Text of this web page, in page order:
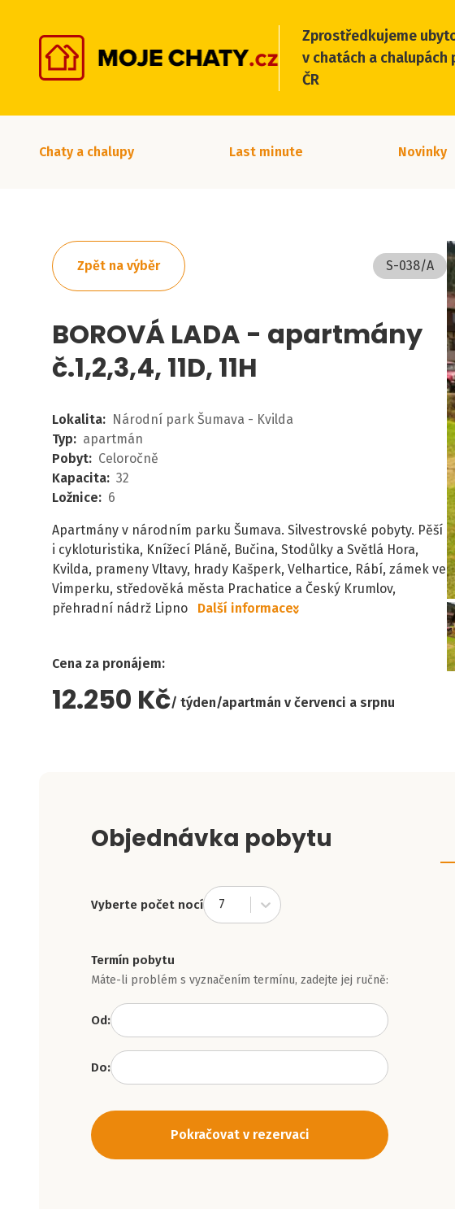
Zprostředkujeme
v chatách a chalupách
ČR
Chaty a chalupy Last minute Novinky
Zpět na výběr S-038/A
BOROVÁ LADA - apartmány
č.1,2,3,4, 11D, 11H
Lokalita: Národní park Šumava - Kvilda
Typ: apartmán
Pobyt: Celoročně
Kapacita: 32
Ložnice: 6
Apartmány v národním parku Šumava. Silvestrovské pobyty. Pěší
i cykloturistika, Knížecí Pláně, Bučina, Stodůlky a Světlá Hora,
Kvilda, prameny Vltavy, hrady Kašperk, Velhartice, Rábí, zámek ve
Vimperku, středověká města Prachatice a Český Krumlov,
přehradní nádrž Lipno
Další informace
Cena za pronájem:
12.250 Kč týden/apartmán v červenci a srpnu
Objednávka pobytu
Vyberte počet nocí 7
Termín pobytu
Máte-li problém s vyznačením termínu, zadejte jej ručně:
Od:
Do:
Pokračovat v rezervaci